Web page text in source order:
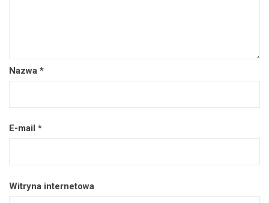
Nazwa *
E-mail *
Witryna internetowa